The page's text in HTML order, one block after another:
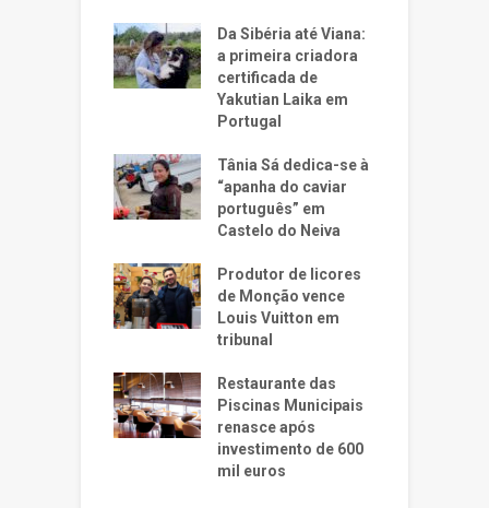
Da Sibéria até Viana:
a primeira criadora
certificada de
Yakutian Laika em
Portugal
Tânia Sá dedica-se à
“apanha do caviar
português” em
Castelo do Neiva
Produtor de licores
de Monção vence
Louis Vuitton em
tribunal
Restaurante das
Piscinas Municipais
renasce após
investimento de 600
mil euros